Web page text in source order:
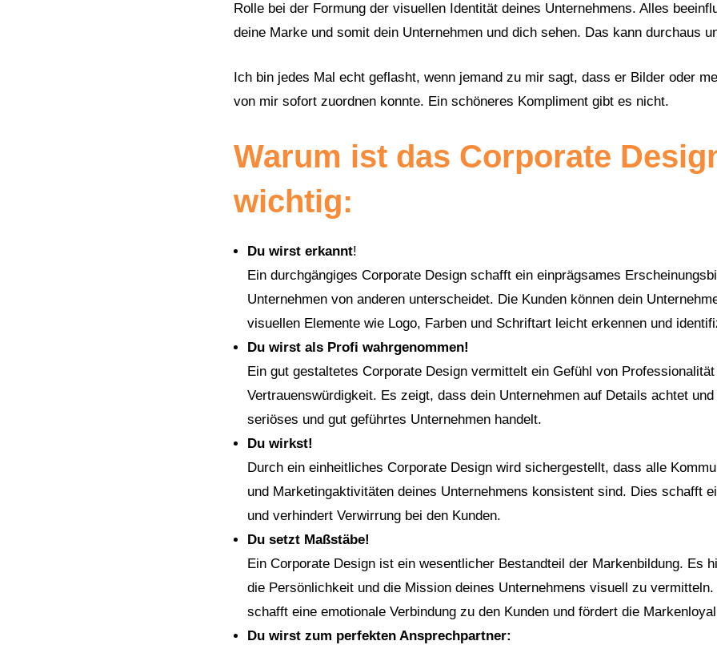
Rolle bei der Formung der visuellen Identität deines Unternehmens. Alles
deine Marke und somit dein Unternehmen und dich sehen. Das kann durchaus
Ich bin jedes Mal echt geflasht, wenn jemand zu mir sagt, dass er Bilder oder
von mir sofort zuordnen konnte. Ein schöneres Kompliment gibt es nicht.
Warum ist das Corporate
wichtig:
Du wirst erkannt!
Ein durchgängiges Corporate Design schafft ein einprägsames
Unternehmen von anderen unterscheidet. Die Kunden können dein
visuellen Elemente wie Logo, Farben und Schriftart leicht erkennen und
Du wirst als Profi wahrgenommen!
Ein gut gestaltetes Corporate Design vermittelt ein Gefühl von Professionalität
Vertrauenswürdigkeit. Es zeigt, dass dein Unternehmen auf Details achtet
seriöses und gut geführtes Unternehmen handelt.
Du wirkst!
Durch ein einheitliches Corporate Design wird sichergestellt, dass alle
und Marketingaktivitäten deines Unternehmens konsistent sind. Dies schafft
und verhindert Verwirrung bei den Kunden.
Du setzt Maßstäbe!
Ein Corporate Design ist ein wesentlicher Bestandteil der Markenbildung. Es
die Persönlichkeit und die Mission deines Unternehmens visuell zu
schafft eine emotionale Verbindung zu den Kunden und fördert die
Du wirst zum perfekten Ansprechpartner: